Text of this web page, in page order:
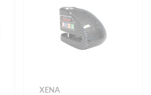
XENA